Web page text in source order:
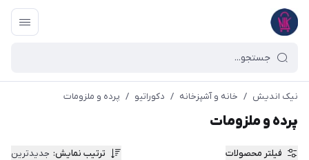
نیک اندیش / خانه و آشپزخانه / دکوراتیو / پرده و ملزومات
پرده و ملزومات
فیلتر محصولات ترتیب نمایش: جدیدترین